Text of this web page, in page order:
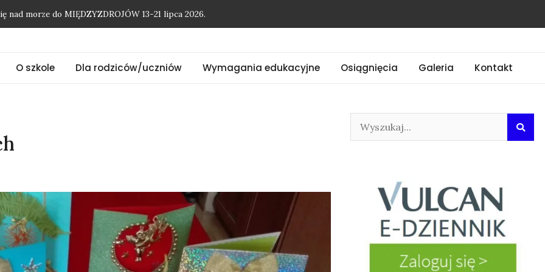
nad morze do MIĘDZYZDROJÓW 13-21 lipca 2026.
O szkole Dla rodziców/uczniów Wymagania edukacyjne Osiągnięcia Galeria Kontakt